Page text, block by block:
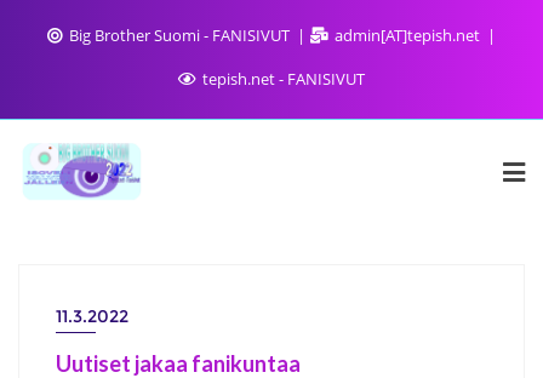
Big Brother Suomi - FANISIVUT
admin[AT]tepish.net
tepish.net - FANISIVUT
11.3.2022
Uutiset jakaa fanikuntaa